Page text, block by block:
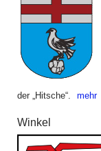
der „Hitsche“.
mehr
Winkel